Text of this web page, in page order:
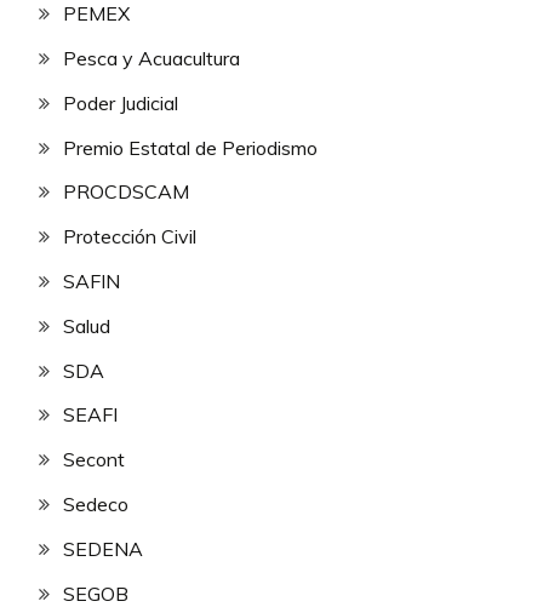
PEMEX
Pesca y Acuacultura
Poder Judicial
Premio Estatal de Periodismo
PROCDSCAM
Protección Civil
SAFIN
Salud
SDA
SEAFI
Secont
Sedeco
SEDENA
SEGOB